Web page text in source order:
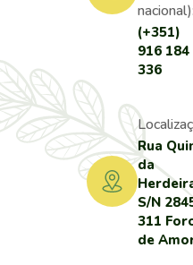
(+351)
916 184
336
Rua
da
S/N
311
de